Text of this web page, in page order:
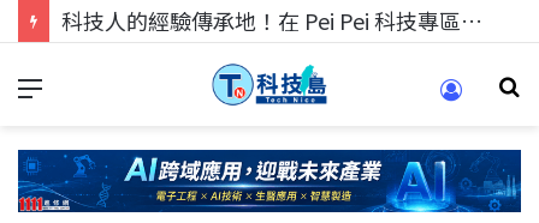
科技人找工作，就到TECH+ 科技專區!